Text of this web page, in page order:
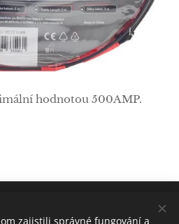
hodnotou 500AMP.
Praha 5 - Malá Chuchle
zajistili správné fungování a